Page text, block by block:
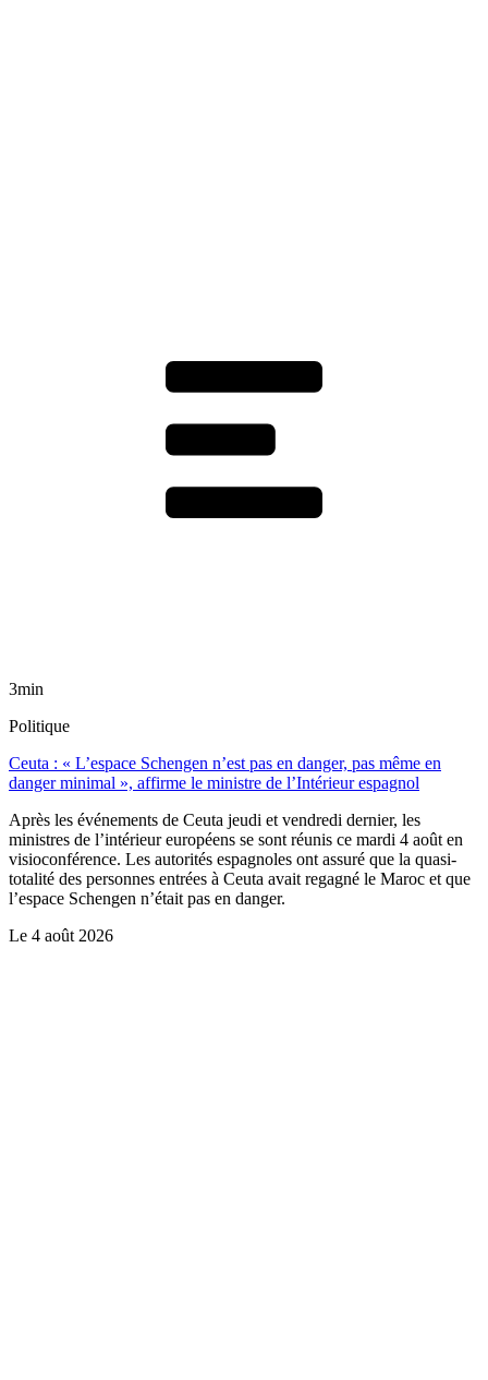
3min
Politique
Ceuta : « L’espace Schengen n’est pas en danger, pas même en
danger minimal », affirme le ministre de l’Intérieur espagnol
Après les événements de Ceuta jeudi et vendredi dernier, les
ministres de l’intérieur européens se sont réunis ce mardi 4 août en
visioconférence. Les autorités espagnoles ont assuré que la quasi-
totalité des personnes entrées à Ceuta avait regagné le Maroc et que
l’espace Schengen n’était pas en danger.
Le 4 août 2026